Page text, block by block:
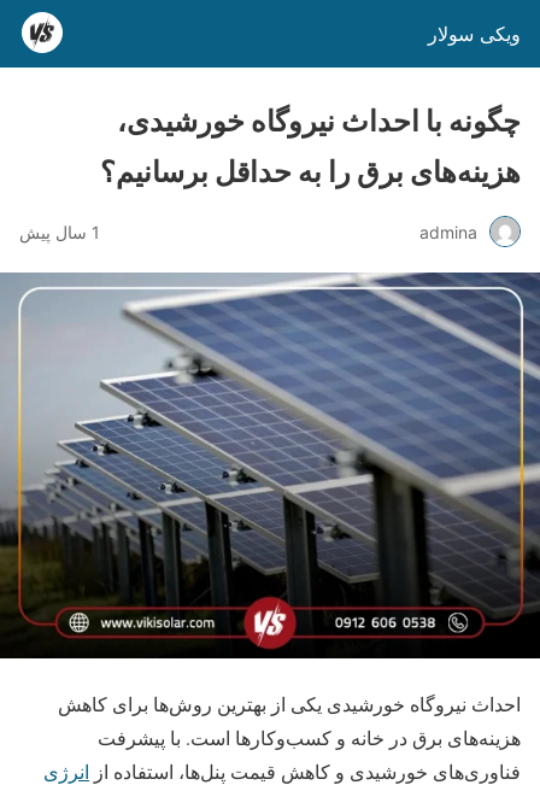
ویکی سولار
چگونه با احداث نیروگاه خورشیدی،
هزینه‌های برق را به حداقل برسانیم؟
admina 1 سال پیش
احداث نیروگاه خورشیدی یکی از بهترین روش‌ها برای کاهش
هزینه‌های برق در خانه و کسب‌وکارها است. با پیشرفت
فناوری‌های خورشیدی و کاهش قیمت پنل‌ها، استفاده از انرژی